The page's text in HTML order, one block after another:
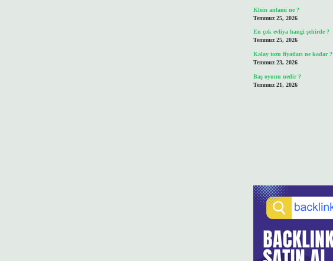
Klein anlami ne ?
Temmuz 25, 2026
En çok evliya hangi şehirde ?
Temmuz 25, 2026
Kalay tozu fiyatları ne kadar ?
Temmuz 23, 2026
Baş oyunu nedir ?
Temmuz 21, 2026